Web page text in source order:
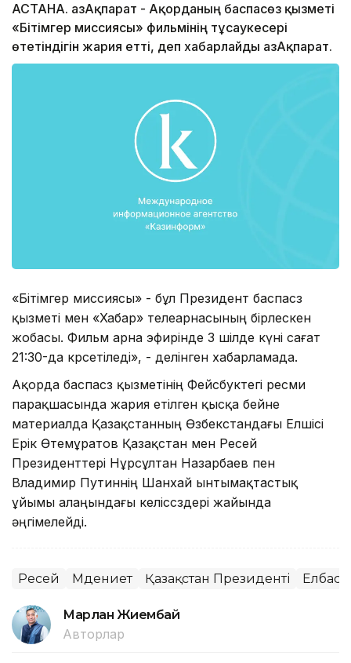
АСТАНА. ҚазАқпарат - Ақорданың баспасөз қызметі
«Бітімгер миссиясы» фильмінің тұсаукесері
өтетіндігін жария етті, деп хабарлайды ҚазАқпарат.
«Бітімгер миссиясы» - бұл Президент баспасөз
қызметі мен «Хабар» телеарнасының бірлескен
жобасы. Фильм арна эфирінде 3 шілде күні сағат
21:30-да көрсетіледі», - делінген хабарламада.
Ақорда баспасөз қызметінің Фейсбуктегі ресми
парақшасында жария етілген қысқа бейне
материалда Қазақстанның Өзбекстандағы Елшісі
Ерік Өтемұратов Қазақстан мен Ресей
Президенттері Нұрсұлтан Назарбаев пен
Владимир Путиннің Шанхай ынтымақтастық
ұйымы алаңындағы келіссөздері жайында
әңгімелейді.
Ресей Мәдениет Қазақстан Президенті Елбасы
Марлан Жиембай
Авторлар